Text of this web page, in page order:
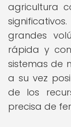
agricultura
grandes
rápida y
sistemas de
a su vez
de los
precisa de